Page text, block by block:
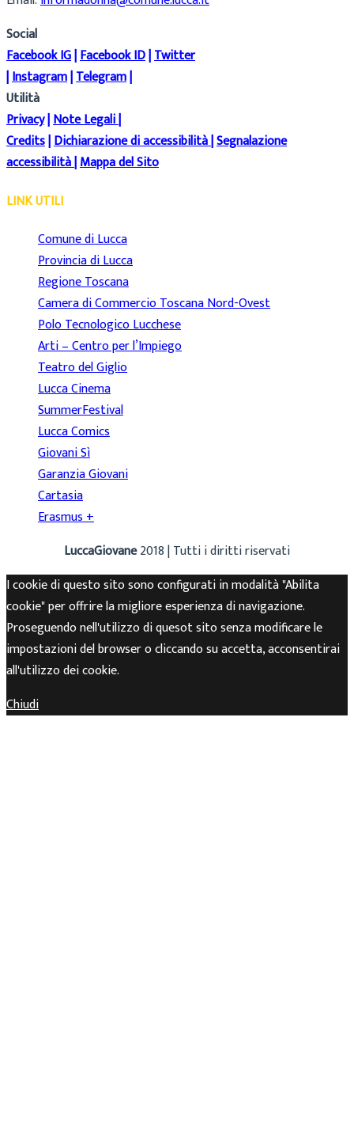
Social
Facebook IG|Facebook ID|Twitter
|Instagram|Telegram|
Utilità
Privacy|Note Legali|
Credits|Dichiarazione di accessibilità|Segnalazione
accessibilità|Mappa del Sito
LINK UTILI
Comune di Lucca
Provincia di Lucca
Regione Toscana
Camera di Commercio Toscana Nord-Ovest
Polo Tecnologico Lucchese
Arti – Centro per l’Impiego
Teatro del Giglio
Lucca Cinema
SummerFestival
Lucca Comics
Giovani Sì
Garanzia Giovani
Cartasia
Erasmus +
LuccaGiovane2018 | Tutti i diritti riservati
I cookie di questo sito sono configurati in modalità "Abilita
cookie" per offrire la migliore esperienza di navigazione.
Proseguendo nell'utilizzo di quesot sito senza modificare le
impostazioni del browser o cliccando su accetta, acconsentirai
all'utilizzo dei cookie.
Chiudi